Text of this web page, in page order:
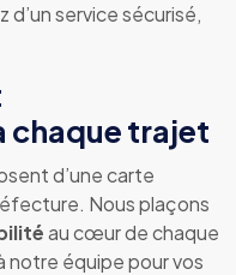
service sécurisé,
chaque trajet
d’une carte
Nous plaçons
au cœur de chaque
équipe pour vos